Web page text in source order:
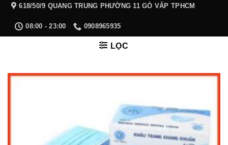
618/50/9 QUANG TRUNG PHƯỜNG 11 GÒ VẤP TPHCM
08:00 - 23:00 0908965935
LỌC